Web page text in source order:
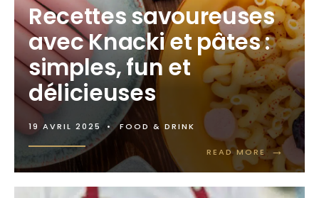
Recettes savoureuses
avec Knacki et pâtes :
simples, fun et
délicieuses
19 AVRIL 2025 • FOOD & DRINK
READ MORE →